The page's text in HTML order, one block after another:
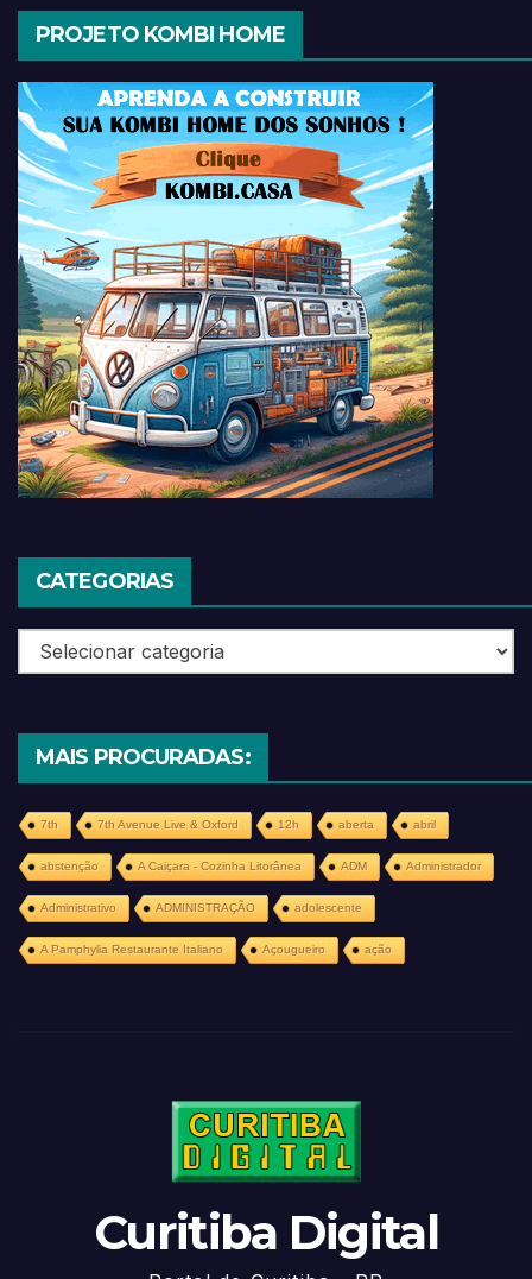
PROJETO KOMBI HOME
CATEGORIAS
Categorias
MAIS PROCURADAS:
7th 7th Avenue Live & Oxford 12h aberta abril
abstenção A Caiçara - Cozinha Litorânea ADM Administrador
Administrativo ADMINISTRAÇÃO adolescente
A Pamphylia Restaurante Italiano Açougueiro ação
Curitiba Digital